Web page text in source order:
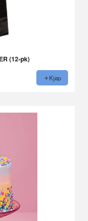
(12-pk)
Kjøp